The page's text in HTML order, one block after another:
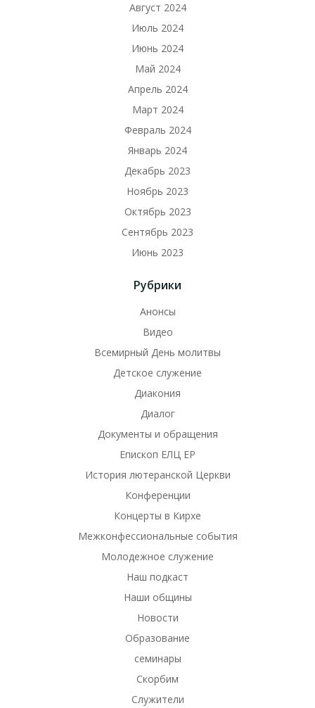
Август 2024
Июль 2024
Июнь 2024
Май 2024
Апрель 2024
Март 2024
Февраль 2024
Январь 2024
Декабрь 2023
Ноябрь 2023
Октябрь 2023
Сентябрь 2023
Июнь 2023
Рубрики
Анонсы
Видео
Всемирный День молитвы
Детское служение
Диакония
Диалог
Документы и обращения
Епископ ЕЛЦ ЕР
История лютеранской Церкви
Конференции
Концерты в Кирхе
Межконфессиональные события
Молодежное служение
Наш подкаст
Наши общины
Новости
Образование
семинары
Скорбим
Служители